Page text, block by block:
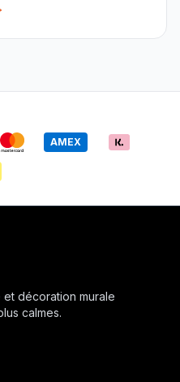
AMEX
décoration murale
calmes.